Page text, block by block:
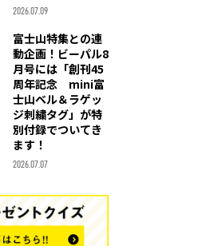
2026.07.09
富士山特集との連
動企画！ビーパル8
月号には「創刊45
周年記念 mini富
士山ベル＆ラゲッ
ジ刺繍タグ」が特
別付録でついてき
ます！
2026.07.07